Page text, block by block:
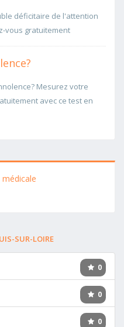
déficitaire de l'attention
vous gratuitement
Mesurez votre
avec ce test en
SUR-LOIRE
0
0
0